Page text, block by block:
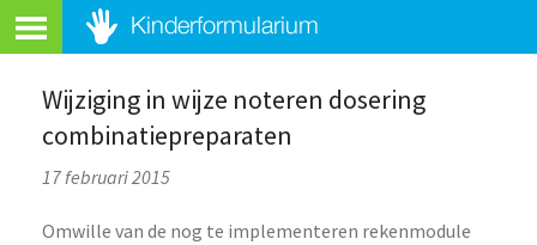
Wijziging in wijze noteren dosering
combinatiepreparaten
17 februari 2015
Omwille van de nog te implementeren rekenmodule